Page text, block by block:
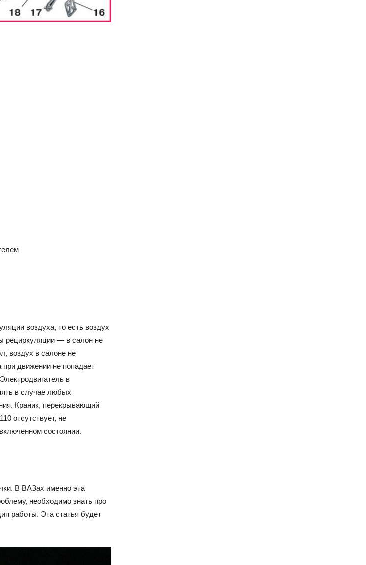
воздуха, то есть воздух
рециркуляции — в салон не
воздух в салоне не
движении не попадает
в
в случае любых
Краник, перекрывающий
отсутствует, не
состоянии.
В ВАЗах именно эта
необходимо знать про
работы. Эта статья будет